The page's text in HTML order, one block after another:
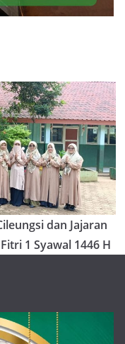
dan Jajaran
1 Syawal 1446 H